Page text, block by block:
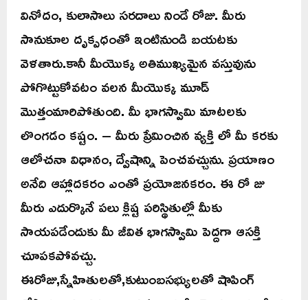
వినోదం, కులాసాలు సరదాలు నిండే రోజు. మీరు
సానుకూల దృక్పధంతో ఇంటినుండి బయటకు
వెళతారు.కానీ మీయొక్క అతిముఖ్యమైన వస్తువును
పోగొట్టుకోవటం వలన మీయొక్క మూడ్
మొత్తంమారిపోతుంది. మీ భాగస్వామి మాటలకు
లొంగడం కష్టం. – మీరు ప్రేమించిన వ్యక్తి లో మీ కరకు
ఆలోచనా విధానం, ద్వేషాన్ని పెంచవచ్చును. ప్రయాణం
అనేది ఆహ్లాదకరం ఎంతో ప్రయోజనకరం. ఈ రో జు
మీరు ఎదుర్కొనే పలు క్లిష్ట పరిస్థితుల్లో మీకు
సాయపడేందుకు మీ జీవిత భాగస్వామి పెద్దగా ఆసక్తి
చూపకపోవచ్చు.
ఈరోజు,స్నేహితులతో,కుటుంబసభ్యులతో షాపింగ్